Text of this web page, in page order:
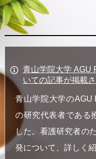
青山学院大学 AGU
いての記事が掲載
青山学院大学のAGU
の研究代表者である
した。看護研究者の
発について、詳しく